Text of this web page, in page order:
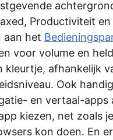
Productiviteit en
aan het
voor volume en
kleurtje, afhankelijk
Ook
en vertaal-apps
kiezen, net zoals
kon doen. En